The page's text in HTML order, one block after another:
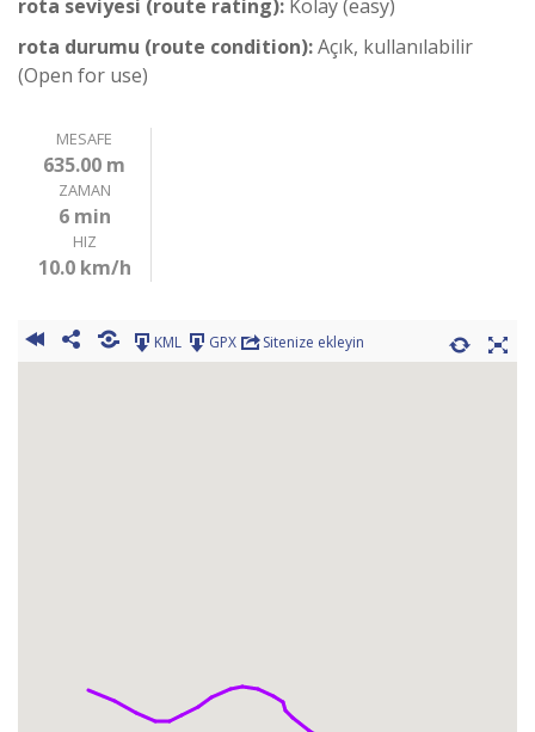
rota seviyesi (route rating): Kolay (easy)
rota durumu (route condition):Açık, kullanılabilir
(Open for use)
MESAFE
635.00 m
ZAMAN
6 min
HIZ
10.0 km/h
KML GPX Sitenize ekleyin